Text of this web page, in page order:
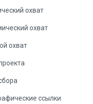
охват
охват
охват
ссылки